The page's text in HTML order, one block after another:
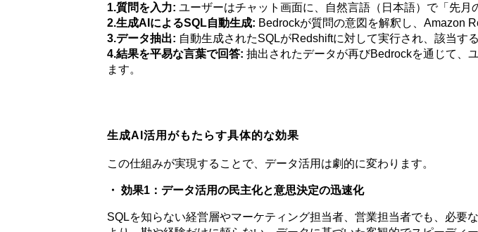
1.質問を入力: ユーザーはチャット画面に、自然言語（日本語）で「先月
2.生成AIによるSQL自動生成: Bedrockが質問の意図を解釈し、Amazon
3.データ抽出: 自動生成されたSQLがRedshiftに対して実行され、該当す
4.結果を平易な言葉で回答: 抽出されたデータが再びBedrockを通じて、
ます。
生成AI活用がもたらす具体的な効果
この仕組みが実現することで、データ活用は劇的に変わります。
・ 効果1：データ活用の民主化と意思決定の迅速化
SQLを知らない経営層やマーケティング担当者、営業担当者でも、必要